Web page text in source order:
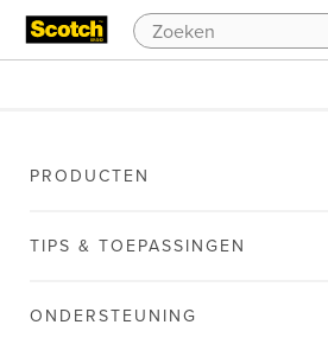
PRODUCTEN
TIPS & TOEPASSINGEN
ONDERSTEUNING